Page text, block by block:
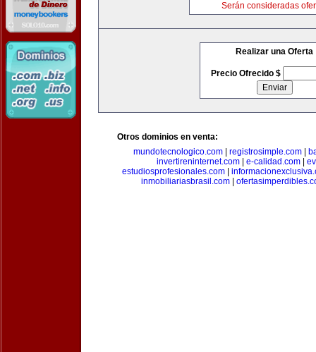
Serán consideradas
Realizar una Oferta
Precio Ofrecido $
Otros dominios en venta:
mundotecnologico.com| registrosimple.com|
invertireninternet.com| e-calidad.com|
estudiosprofesionales.com|
inmobiliariasbrasil.com